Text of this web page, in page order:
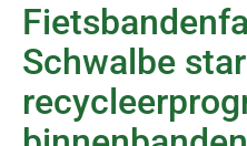
Schwalbe